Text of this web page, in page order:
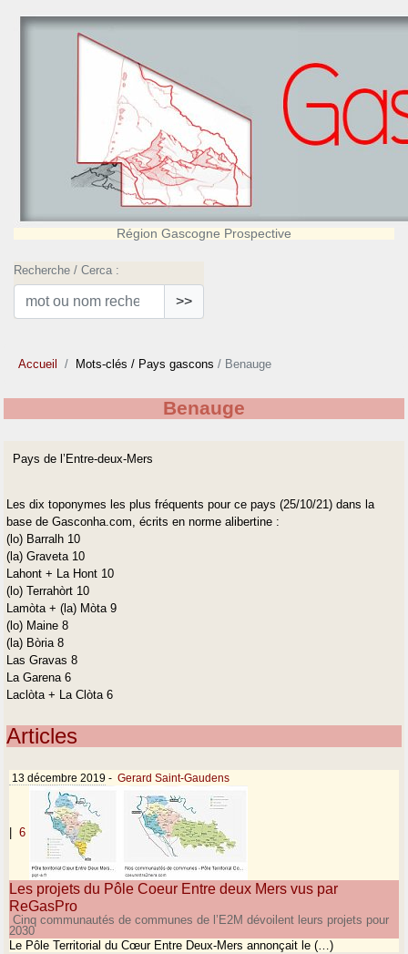
Région Gascogne Prospective
Recherche / Cerca :
>>
Accueil Mots-clés / Pays gascons / Benauge
Benauge
Pays de l’Entre-deux-Mers
Les dix toponymes les plus fréquents pour ce pays (25/10/21) dans la
base de Gasconha.com, écrits en norme alibertine :
(lo) Barralh 10
(la) Graveta 10
Lahont + La Hont 10
(lo) Terrahòrt 10
Lamòta + (la) Mòta 9
(lo) Maine 8
(la) Bòria 8
Las Gravas 8
La Garena 6
Laclòta + La Clòta 6
Articles
13 décembre 2019 - Gerard Saint-Gaudens
6
Les projets du Pôle Coeur Entre deux Mers vus par
ReGasPro
Cinq communautés de communes de l’E2M dévoilent leurs projets pour
2030
Le Pôle Territorial du Cœur Entre Deux-Mers annonçait le (…)